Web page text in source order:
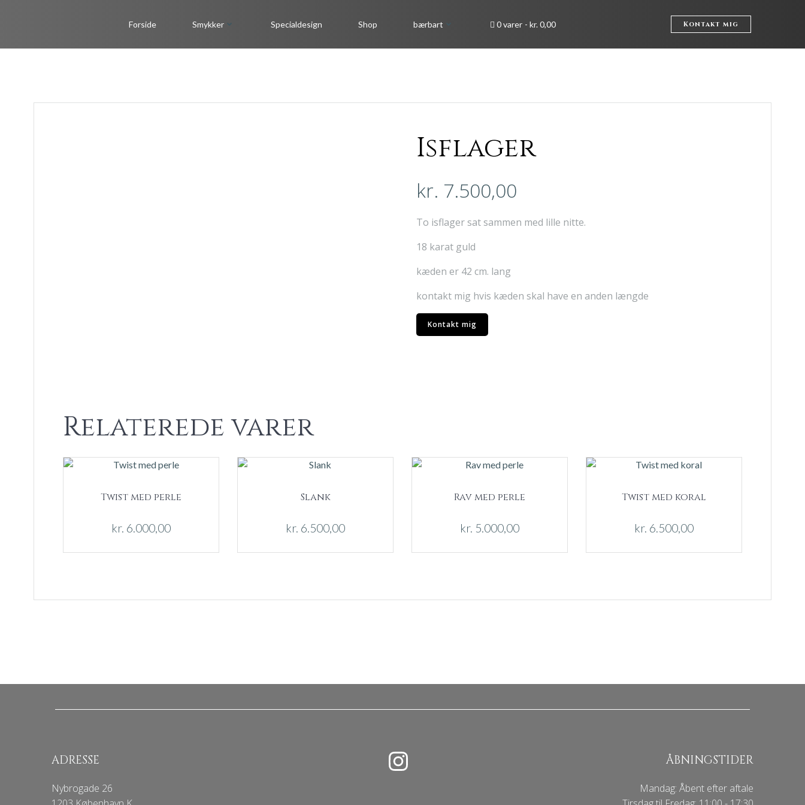
Forside Smykker Specialdesign Shop bærbart 0 varer kr. 0,00 Kontakt mig
Isflager
kr. 7.500,00
To isflager sat sammen med lille nitte.
18 karat guld
kæden er 42 cm. lang
kontakt mig hvis kæden skal have en anden længde
Kontakt mig
Relaterede varer
Twist med perle
kr. 6.000,00
Slank
kr. 6.500,00
Rav med perle
kr. 5.000,00
Twist med koral
kr. 6.500,00
ADRESSE
Nybrogade 26
ÅBNINGSTIDER
Mandag: Åbent efter aftale